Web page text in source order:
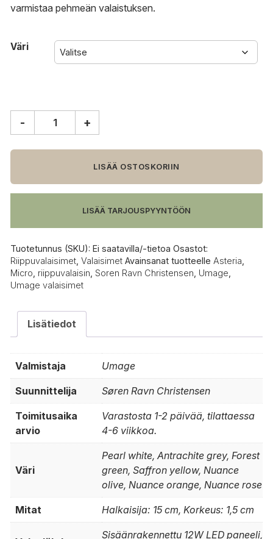
varmistaa pehmeän valaistuksen.
Väri
riippuvalaisin,
määrä
- +
LISÄÄ OSTOSKORIIN
LISÄÄ TARJOUSPYYNTÖÖN
Tuotetunnus (SKU): Ei saatavilla/-tietoa Osastot:
Riippuvalaisimet Valaisimet Avainsanat tuotteelle Asteria
Micro riippuvalaisin Soren Ravn Christensen Umage
Umage valaisimet
Lisätiedot
Valmistaja Umage
Suunnittelija Søren Ravn Christensen
Toimitusaika
arvio
Varastosta 1-2 päivää, tilattaessa
4-6 viikkoa.
Väri
Pearl white, Antrachite grey, Forest
green, Saffron yellow, Nuance
olive, Nuance orange, Nuance rose
Mitat Halkaisija: 15 cm, Korkeus: 1,5 cm
Sisäänrakennettu 12W LED paneeli,